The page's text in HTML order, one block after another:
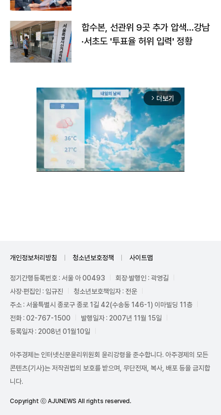
합수본, 선관위 9곳 추가 압색…강남
·서초도 '투표율 허위 입력' 정황
arrow_forward_ios 더보기
개인정보처리방침 청소년보호정책 사이트맵
정기간행등록번호 : 서울 아 00493
회장·발행인 : 곽영길
사장·편집인 : 임규진
청소년보호책임자 : 전운
주소 : 서울특별시 종로구 종로 1길 42(수송동 146-1) 이마빌딩 11층
전화 : 02-767-1500
발행일자 : 2007년 11월 15일
등록일자 : 2008년 01월10일
아주경제는 인터넷신문윤리위원회 윤리강령을 준수합니다. 아주경제의 모든
콘텐츠(기사)는 저작권법의 보호를 받으며, 무단전재, 복사, 배포 등을 금지합
니다.
Copyright ⓒ AJUNEWS All rights reserved.